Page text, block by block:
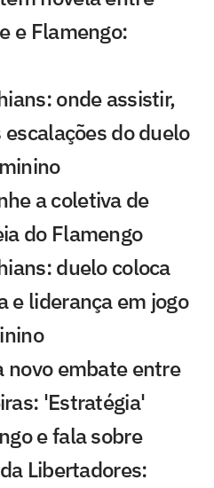
e Flamengo:
onde assistir,
do duelo
a coletiva de
do Flamengo
duelo coloca
e liderança em jogo
novo embate entre
'Estratégia'
e fala sobre
Libertadores: